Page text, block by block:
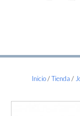
Inicio/Tienda /